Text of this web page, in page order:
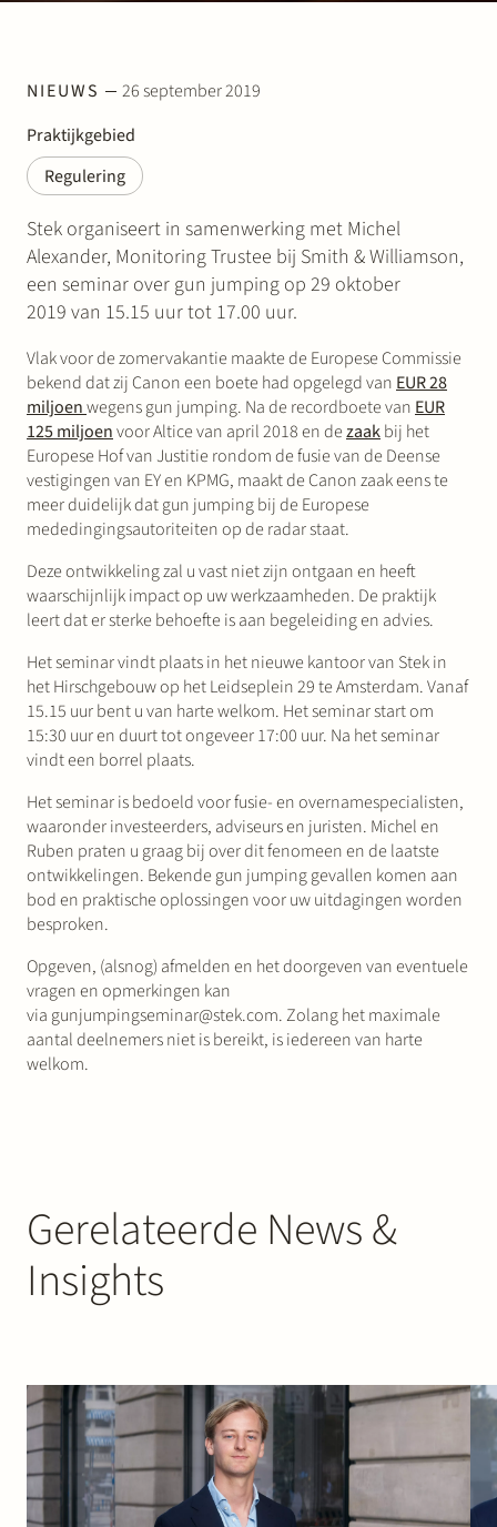
NIEUWS
26 september 2019
Praktijkgebied
Regulering
Stek organiseert in samenwerking met Michel
Alexander, Monitoring Trustee bij Smith & Williamson,
een seminar over gun jumping op 29 oktober
2019 van 15.15 uur tot 17.00 uur.
Vlak voor de zomervakantie maakte de Europese Commissie
bekend dat zij Canon een boete had opgelegd van EUR 28
miljoenwegens gun jumping. Na de recordboete van EUR
125 miljoenvoor Altice van april 2018 en dezaakbij het
Europese Hof van Justitie rondom de fusie van de Deense
vestigingen van EY en KPMG, maakt de Canon zaak eens te
meer duidelijk dat gun jumping bij de Europese
mededingingsautoriteiten op de radar staat.
Deze ontwikkeling zal u vast niet zijn ontgaan en heeft
waarschijnlijk impact op uw werkzaamheden. De praktijk
leert dat er sterke behoefte is aan begeleiding en advies.
Het seminar vindt plaats in het nieuwe kantoor van Stek in
het Hirschgebouw op het Leidseplein 29 te Amsterdam. Vanaf
15.15 uur bent u van harte welkom. Het seminar start om
15:30 uur en duurt tot ongeveer 17:00 uur. Na het seminar
vindt een borrel plaats.
Het seminar is bedoeld voor fusie- en overnamespecialisten,
waaronder investeerders, adviseurs en juristen. Michel en
Ruben praten u graag bij over dit fenomeen en de laatste
ontwikkelingen. Bekende gun jumping gevallen komen aan
bod en praktische oplossingen voor uw uitdagingen worden
besproken.
Opgeven, (alsnog) afmelden en het doorgeven van eventuele
vragen en opmerkingen kan
via gunjumpingseminar@stek.com. Zolang het maximale
aantal deelnemers niet is bereikt, is iedereen van harte
welkom.
Gerelateerde News &
Insights